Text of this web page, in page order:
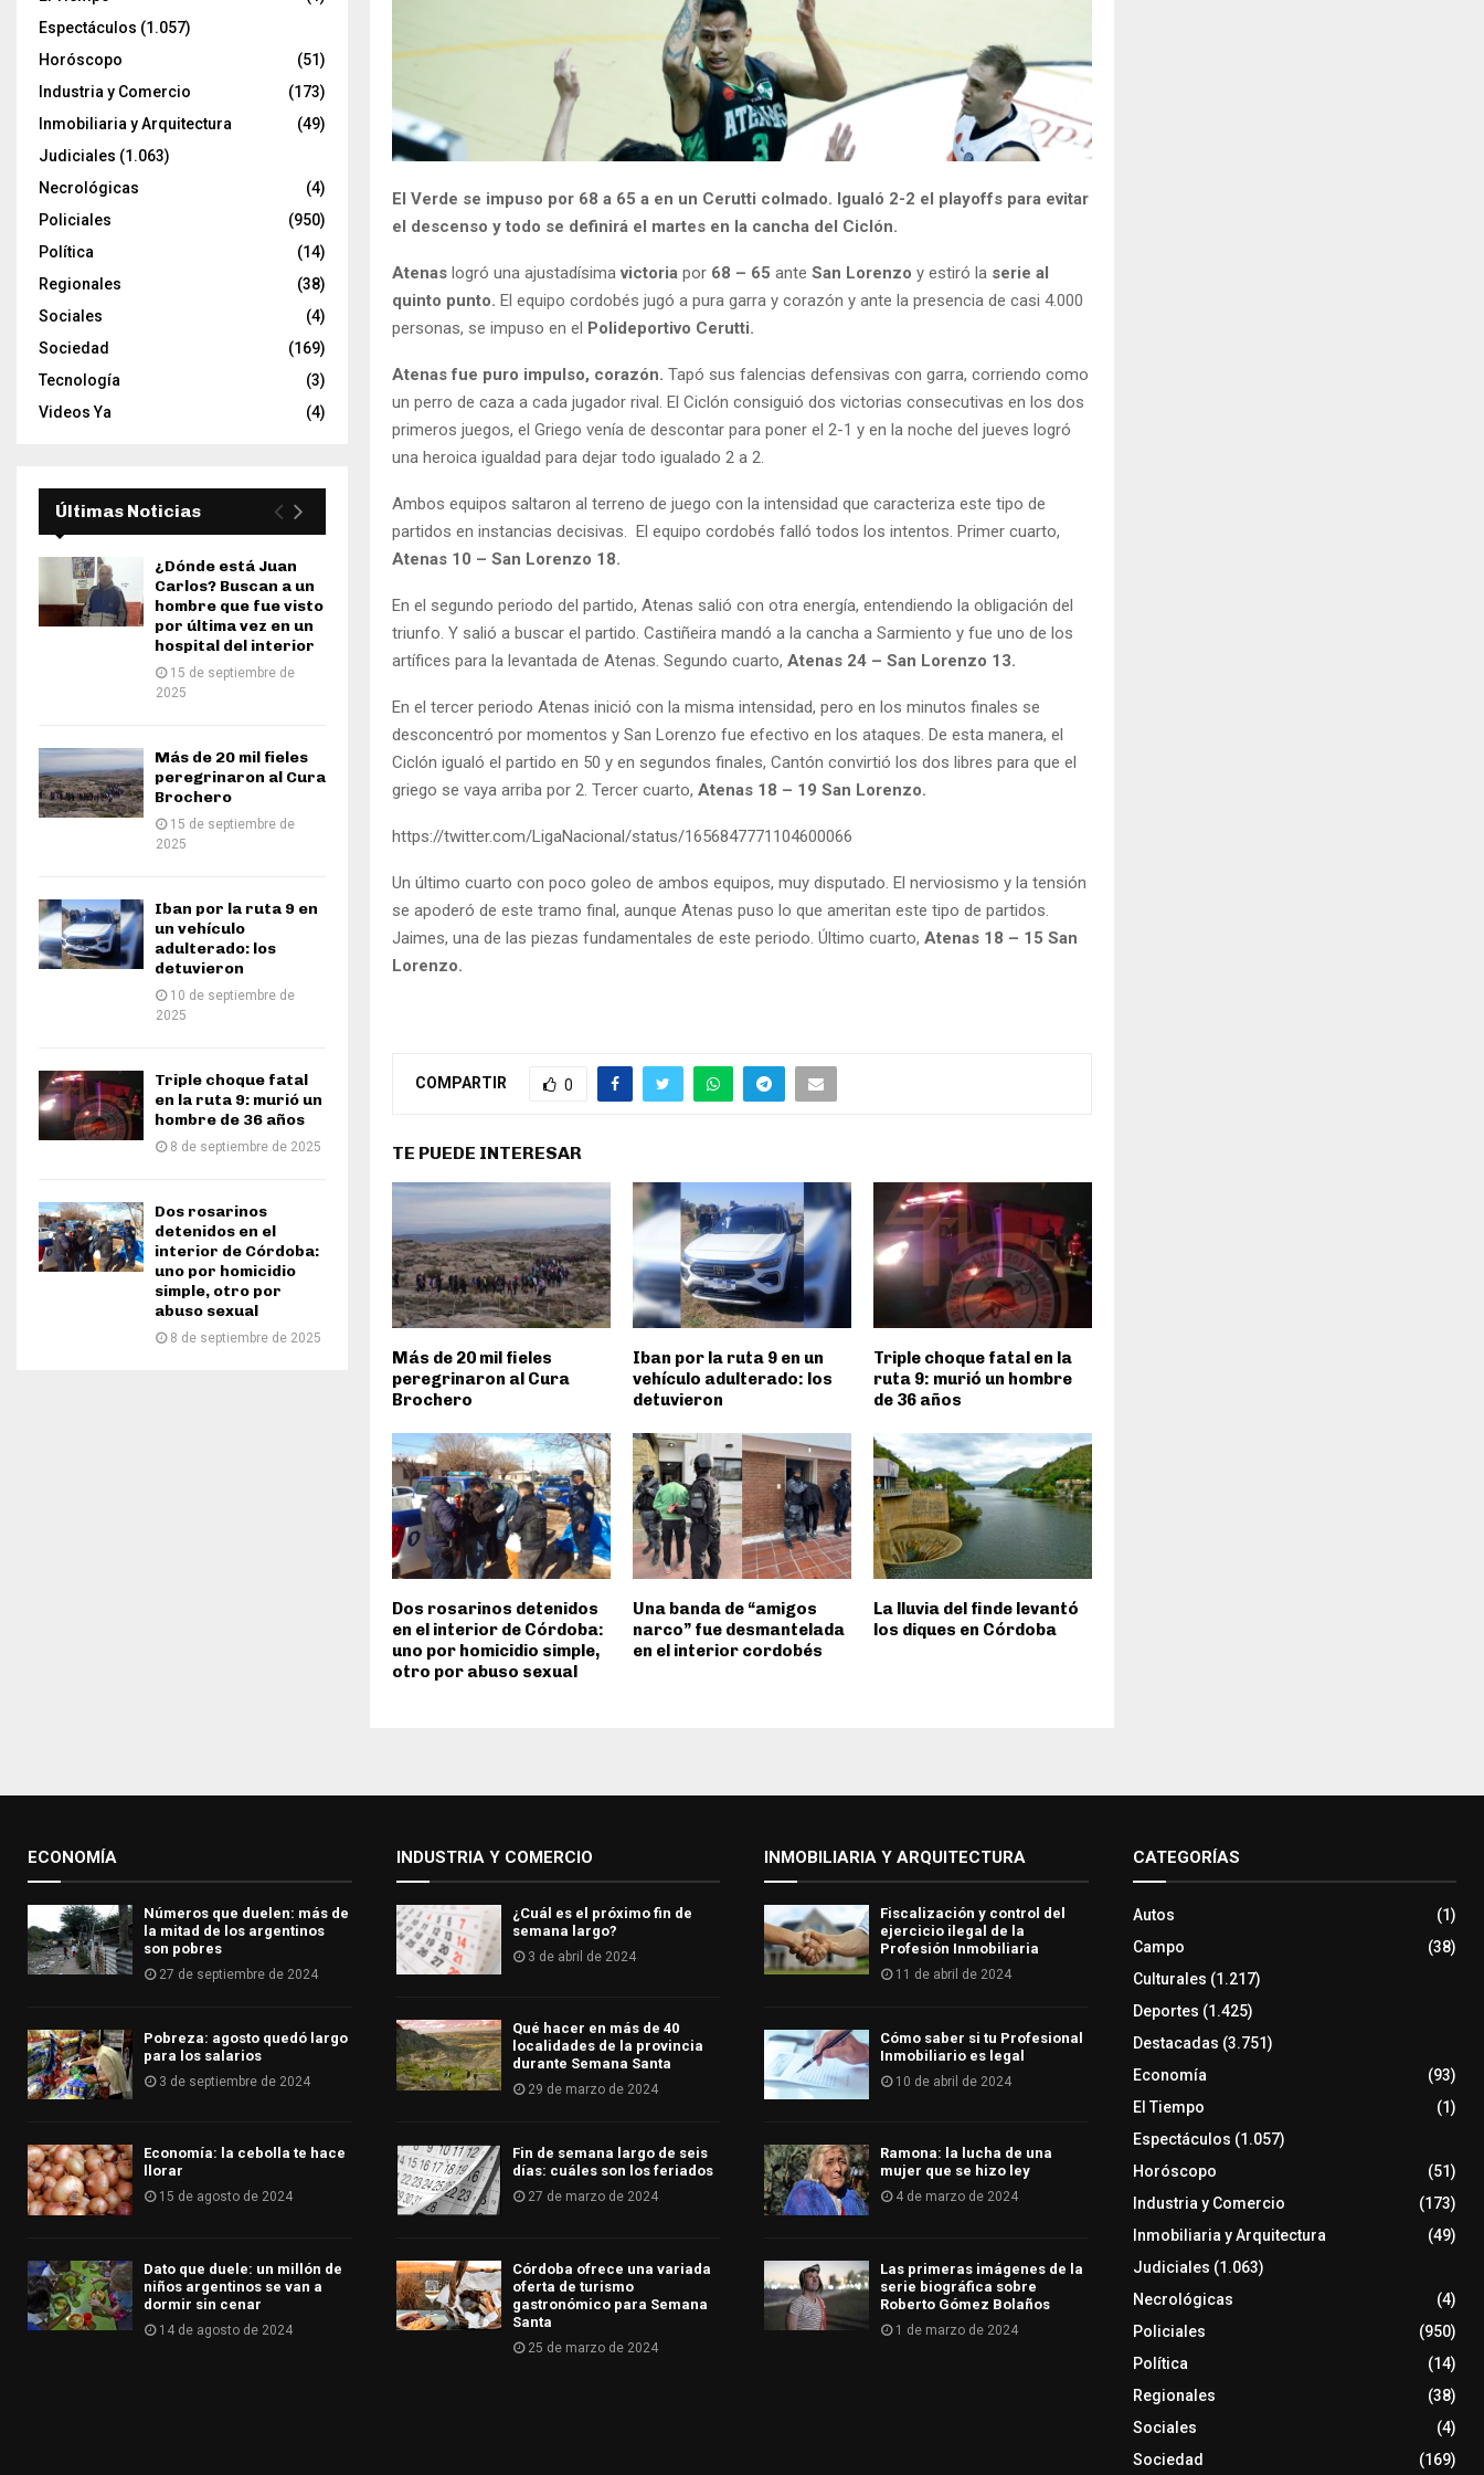
El Verde se impuso por 68 a 65 a en un Cerutti colmado. Igualó 2-2 el playoffs para evitar
el descenso y todo se definirá el martes en la cancha del Ciclón.
Atenas logró una ajustadísimavictoria por 68 – 65 ante San Lorenzo y estiró la serie al
quinto punto. El equipo cordobés jugó a pura garra y corazón y ante la presencia de casi 4.000
personas, se impuso en el Polideportivo Cerutti.
Atenas fue puro impulso, corazón. Tapó sus falencias defensivas con garra, corriendo como
un perro de caza a cada jugador rival. El Ciclón consiguió dos victorias consecutivas en los dos
primeros juegos, el Griego venía de descontar para poner el 2-1 y en la noche del jueves logró
una heroica igualdad para dejar todo igualado 2 a 2.
Ambos equipos saltaron al terreno de juego con la intensidad que caracteriza este tipo de
partidos en instancias decisivas. El equipo cordobés falló todos los intentos. Primer cuarto,
Atenas 10 – San Lorenzo 18.
En el segundo periodo del partido, Atenas salió con otra energía, entendiendo la obligación del
triunfo. Y salió a buscar el partido. Castiñeira mandó a la cancha a Sarmiento y fue uno de los
artífices para la levantada de Atenas. Segundo cuarto, Atenas 24 – San Lorenzo 13.
En el tercer periodo Atenas inició con la misma intensidad, pero en los minutos finales se
desconcentró por momentos y San Lorenzo fue efectivo en los ataques. De esta manera, el
Ciclón igualó el partido en 50 y en segundos finales, Cantón convirtió los dos libres para que el
griego se vaya arriba por 2. Tercer cuarto, Atenas 18 – 19 San Lorenzo.
https://twitter.com/LigaNacional/status/1656847771104600066
Un último cuarto con poco goleo de ambos equipos, muy disputado. El nerviosismo y la tensión
se apoderó de este tramo final, aunque Atenas puso lo que ameritan este tipo de partidos.
Jaimes, una de las piezas fundamentales de este periodo. Último cuarto, Atenas 18 – 15 San
Lorenzo.
COMPARTIR 0
TE PUEDE INTERESAR
Más de 20 mil fieles
peregrinaron al Cura
Brochero
Iban por la ruta 9 en un
vehículo adulterado: los
detuvieron
Triple choque fatal en la
ruta 9: murió un hombre
de 36 años
Dos rosarinos detenidos
en el interior de Córdoba:
uno por homicidio simple,
otro por abuso sexual
Una banda de “amigos
narco” fue desmantelada
en el interior cordobés
La lluvia del finde levantó
los diques en Córdoba
Espectáculos (1.057)
Horóscopo
(51)
Industria y Comercio
(173)
Inmobiliaria y Arquitectura
(49)
Judiciales (1.063)
Necrológicas
(4)
Policiales
(950)
Política
(14)
Regionales
(38)
Sociales
(4)
Sociedad
(169)
Tecnología
(3)
Videos Ya
(4)
Últimas Noticias
¿Dónde está Juan
Carlos? Buscan a un
hombre que fue visto
por última vez en un
hospital del interior
15 de septiembre de
2025
Más de 20 mil fieles
peregrinaron al Cura
Brochero
15 de septiembre de
2025
Iban por la ruta 9 en
un vehículo
adulterado: los
detuvieron
10 de septiembre de
2025
Triple choque fatal
en la ruta 9: murió un
hombre de 36 años
8 de septiembre de 2025
Dos rosarinos
detenidos en el
interior de Córdoba:
uno por homicidio
simple, otro por
abuso sexual
8 de septiembre de 2025
ECONOMÍA
Números que duelen: más de
la mitad de los argentinos
son pobres
27 de septiembre de 2024
Pobreza: agosto quedó largo
para los salarios
3 de septiembre de 2024
Economía: la cebolla te hace
llorar
15 de agosto de 2024
Dato que duele: un millón de
niños argentinos se van a
dormir sin cenar
14 de agosto de 2024
INDUSTRIA Y COMERCIO
¿Cuál es el próximo fin de
semana largo?
3 de abril de 2024
Qué hacer en más de 40
localidades de la provincia
durante Semana Santa
29 de marzo de 2024
Fin de semana largo de seis
días: cuáles son los feriados
27 de marzo de 2024
Córdoba ofrece una variada
oferta de turismo
gastronómico para Semana
Santa
25 de marzo de 2024
INMOBILIARIA Y ARQUITECTURA
Fiscalización y control del
ejercicio ilegal de la
Profesión Inmobiliaria
11 de abril de 2024
Cómo saber si tu Profesional
Inmobiliario es legal
10 de abril de 2024
Ramona: la lucha de una
mujer que se hizo ley
4 de marzo de 2024
Las primeras imágenes de la
serie biográfica sobre
Roberto Gómez Bolaños
1 de marzo de 2024
CATEGORÍAS
Autos
(1)
Campo
(38)
Culturales (1.217)
Deportes (1.425)
Destacadas (3.751)
Economía
(93)
El Tiempo
(1)
Espectáculos (1.057)
Horóscopo
(51)
Industria y Comercio
(173)
Inmobiliaria y Arquitectura
(49)
Judiciales (1.063)
Necrológicas
(4)
Policiales
(950)
Política
(14)
Regionales
(38)
Sociales
(4)
Sociedad
(169)